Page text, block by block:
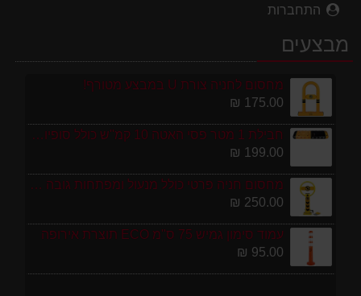
התחברות
מבצעים
מחסום לחניה צורת U במבצע מטורף!
175.00 ₪
חבילת 1 מטר פסי האטה 10 קמ''ש כולל סופיות מפלסטיק
199.00 ₪
מחסום חניה פרטי כולל מנעול ומפתחות גובה 70 ס"מ
250.00 ₪
עמוד סימון גמיש 75 ס''מ ECO תוצרת אירופה
95.00 ₪